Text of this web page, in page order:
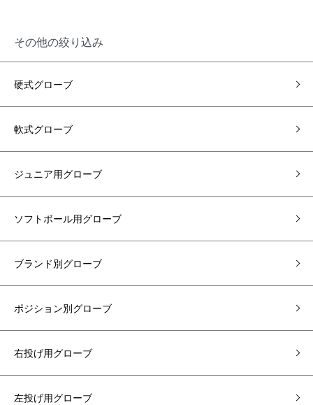
その他の絞り込み
硬式グローブ
軟式グローブ
ジュニア用グローブ
ソフトボール用グローブ
ブランド別グローブ
ポジション別グローブ
右投げ用グローブ
左投げ用グローブ